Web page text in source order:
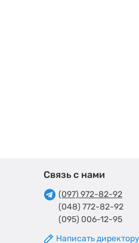
Связь с нами
(097) 972-82-92
(048) 772-82-92
(095) 006-12-95
Написать директору